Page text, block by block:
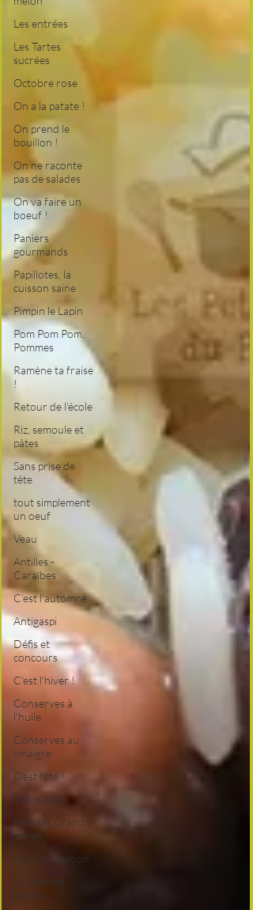
Les entrées
Les Tartes
sucrées
Octobre rose
On a la patate !
On prend le
bouillon !
On ne raconte
pas de salades
On va faire un
boeuf !
Paniers
gourmands
Papillotes, la
cuisson saine
Pimpin le Lapin
Pom Pom Pom,
Pommes
Ramène ta fraise
!
Retour de l'école
Riz, semoule et
pâtes
Sans prise de
tête
tout simplement
un oeuf
Veau
Antilles -
Caraïbes
C'est l'automne
Antigaspi
Défis et
concours
C'est l'hiver !
Conserves à
l'huile
Conserves au
vinaigre
C'est l'été !
Dolce Vita
fête des Grand
mères
Déshydratation
Conserves
salées